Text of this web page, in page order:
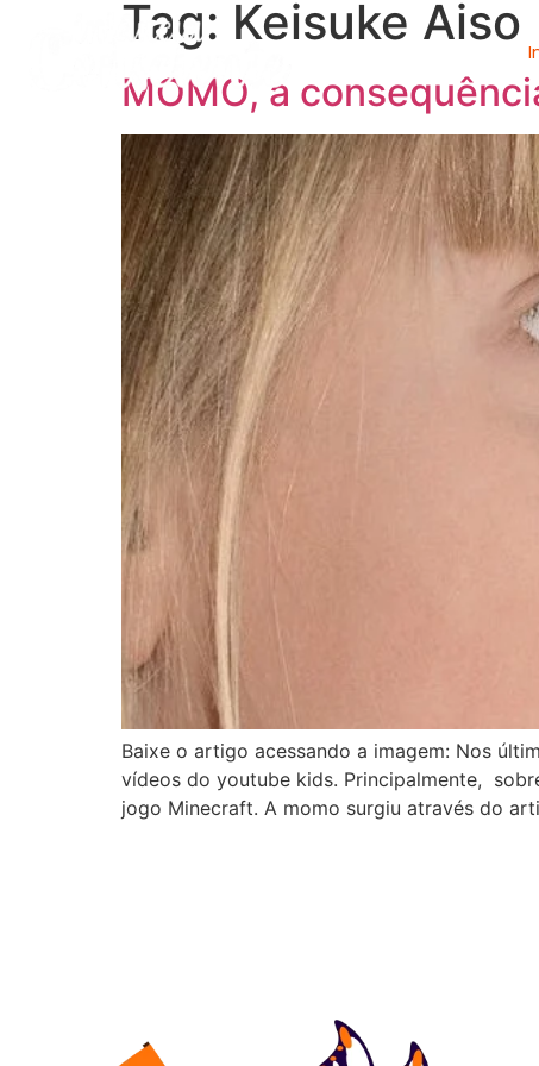
Tag: Keisuke Aiso
MOMO, a
Baixe o artigo acessando a imagem: Nos
vídeos do youtube kids. Principalmente,
jogo Minecraft. A momo surgiu através do